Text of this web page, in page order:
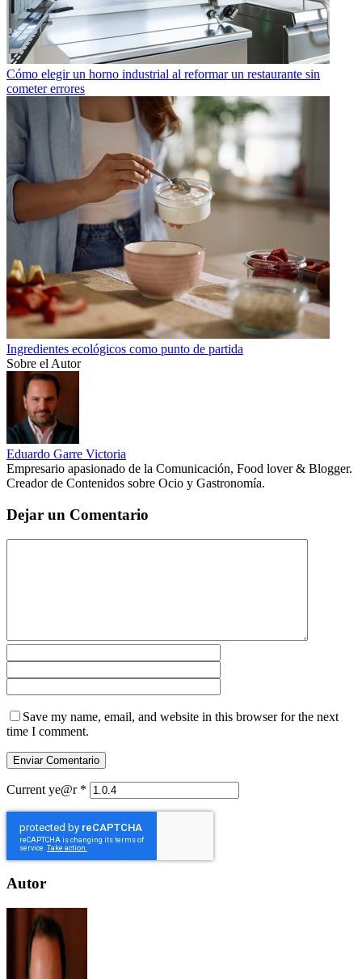
Cómo elegir un horno industrial al reformar un restaurante sin
cometer errores
Ingredientes ecológicos como punto de partida
Sobre el Autor
Eduardo Garre Victoria
Empresario apasionado de la Comunicación, Food lover & Blogger.
Creador de Contenidos sobre Ocio y Gastronomía.
Dejar un Comentario
Save my name, email, and website in this browser for the next
time I comment.
Current ye@r *
Autor